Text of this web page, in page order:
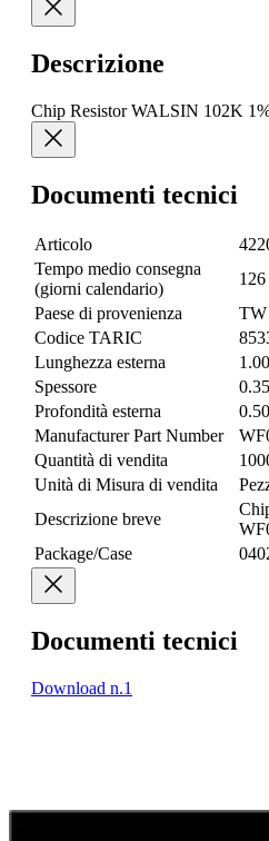
Descrizione
Chip Resistor WALSIN 102K
Documenti tecnici
Articolo
Tempo medio consegna
(giorni calendario)
126
Paese di provenienza
Codice TARIC
Lunghezza esterna
Spessore
Profondità esterna
Manufacturer Part Number
Quantità di vendita
Unità di Misura di vendita
Descrizione breve
Package/Case
Documenti tecnici
Download n.1